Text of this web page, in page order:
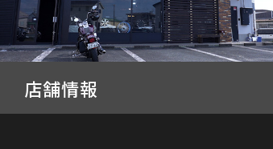
店舗情報